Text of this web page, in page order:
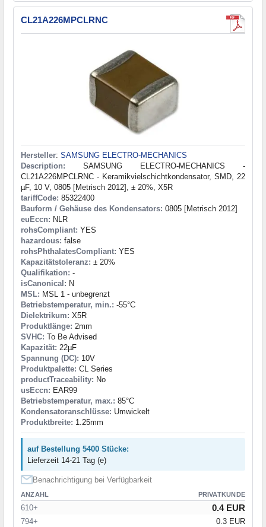
CL21A226MPCLRNC
Hersteller: SAMSUNG ELECTRO-MECHANICS
Description: SAMSUNG ELECTRO-MECHANICS -
CL21A226MPCLRNC - Keramikvielschichtkondensator, SMD, 22
µF, 10 V, 0805 [Metrisch 2012], ± 20%, X5R
tariffCode: 85322400
Bauform / Gehäuse des Kondensators: 0805 [Metrisch 2012]
euEccn: NLR
rohsCompliant: YES
hazardous: false
rohsPhthalatesCompliant: YES
Kapazitätstoleranz: ± 20%
Qualifikation: -
isCanonical: N
MSL: MSL 1 - unbegrenzt
Betriebstemperatur, min.: -55°C
Dielektrikum: X5R
Produktlänge: 2mm
SVHC: To Be Advised
Kapazität: 22µF
Spannung (DC): 10V
Produktpalette: CL Series
productTraceability: No
usEccn: EAR99
Betriebstemperatur, max.: 85°C
Kondensatoranschlüsse: Umwickelt
Produktbreite: 1.25mm
auf Bestellung 5400 Stücke:
Lieferzeit 14-21 Tag (e)
Benachrichtigung bei Verfügbarkeit
ANZAHL PRIVATKUNDE
610+ 0.4 EUR
794+
0.3 EUR